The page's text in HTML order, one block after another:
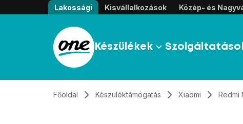
Átugrás, tovább a tartalomhoz
Lakossági Kisvállalkozások Közép- és
Készülékek
Főoldal Készüléktámogatás Xiaomi Redmi